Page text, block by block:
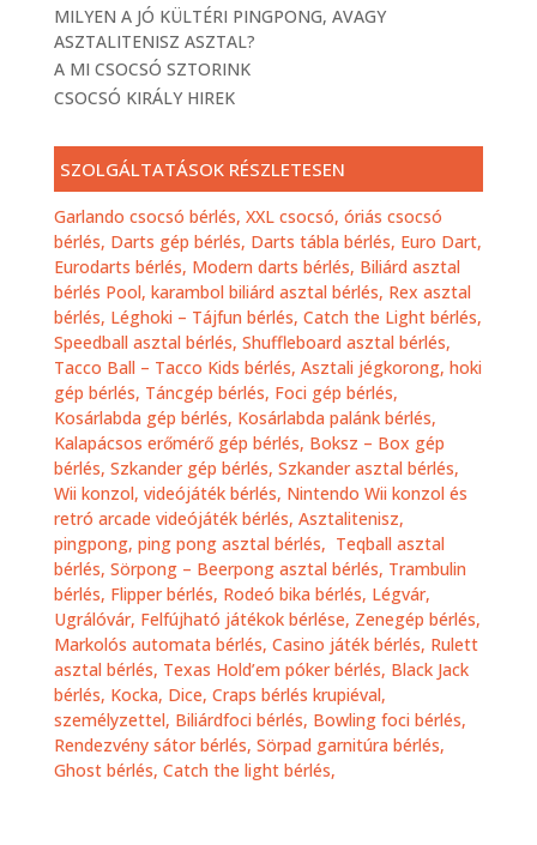
MILYEN A JÓ KÜLTÉRI PINGPONG, AVAGY
ASZTALITENISZ ASZTAL?
A MI CSOCSÓ SZTORINK
CSOCSÓ KIRÁLY HIREK
SZOLGÁLTATÁSOK RÉSZLETESEN
Garlando csocsó bérlés, XXL csocsó, óriás csocsó
bérlés, Darts gép bérlés, Darts tábla bérlés, Euro Dart,
Eurodarts bérlés, Modern darts bérlés, Biliárd asztal
bérlés Pool, karambol biliárd asztal bérlés, Rex asztal
bérlés, Léghoki – Tájfun bérlés, Catch the Light bérlés,
Speedball asztal bérlés, Shuffleboard asztal bérlés,
Tacco Ball – Tacco Kids bérlés, Asztali jégkorong, hoki
gép bérlés, Táncgép bérlés, Foci gép bérlés,
Kosárlabda gép bérlés, Kosárlabda palánk bérlés,
Kalapácsos erőmérő gép bérlés, Boksz – Box gép
bérlés, Szkander gép bérlés, Szkander asztal bérlés,
Wii konzol, videójáték bérlés, Nintendo Wii konzol és
retró arcade videójáték bérlés, Asztalitenisz,
pingpong, ping pong asztal bérlés, Teqball asztal
bérlés, Sörpong – Beerpong asztal bérlés, Trambulin
bérlés, Flipper bérlés, Rodeó bika bérlés, Légvár,
Ugrálóvár, Felfújható játékok bérlése, Zenegép bérlés,
Markolós automata bérlés, Casino játék bérlés, Rulett
asztal bérlés, Texas Hold’em póker bérlés, Black Jack
bérlés, Kocka, Dice, Craps bérlés krupiéval,
személyzettel, Biliárdfoci bérlés, Bowling foci bérlés,
Rendezvény sátor bérlés, Sörpad garnitúra bérlés,
Ghost bérlés, Catch the light bérlés,